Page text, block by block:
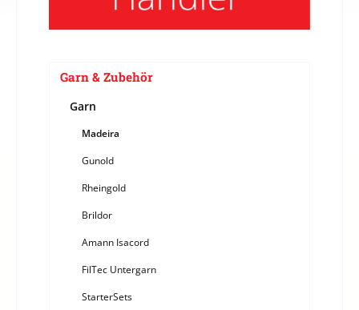
Garn & Zubehör
Garn
Madeira
Gunold
Rheingold
Brildor
Amann Isacord
FilTec Untergarn
StarterSets